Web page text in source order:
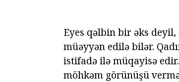
Eyes qəlbin bir əks deyil,
müəyyən edilə bilər.
istifadə ilə müqayisə
möhkəm görünüşü